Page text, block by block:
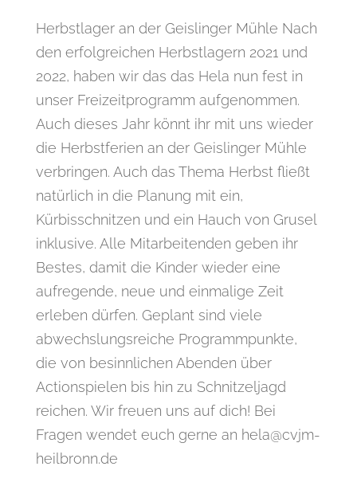
Herbstlager an der Geislinger Mühle Nach
den erfolgreichen Herbstlagern 2021 und
2022, haben wir das das Hela nun fest in
unser Freizeitprogramm aufgenommen.
Auch dieses Jahr könnt ihr mit uns wieder
die Herbstferien an der Geislinger Mühle
verbringen. Auch das Thema Herbst fließt
natürlich in die Planung mit ein,
Kürbisschnitzen und ein Hauch von Grusel
inklusive. Alle Mitarbeitenden geben ihr
Bestes, damit die Kinder wieder eine
aufregende, neue und einmalige Zeit
erleben dürfen. Geplant sind viele
abwechslungsreiche Programmpunkte,
die von besinnlichen Abenden über
Actionspielen bis hin zu Schnitzeljagd
reichen. Wir freuen uns auf dich! Bei
Fragen wendet euch gerne an hela@cvjm-
heilbronn.de